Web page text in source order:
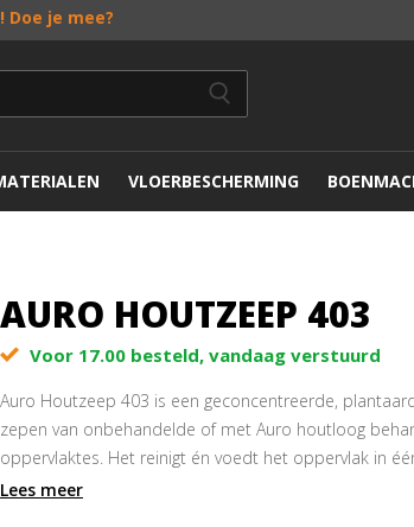
! Doe je mee?
VLOERBESCHERMING
AURO HOUTZEEP 403
Voor 17.00 besteld, vandaag verstuurd
Auro Houtzeep 403 is een geconcentreerde,
zepen van onbehandelde of met Auro houtloog
oppervlaktes. Het reinigt én voedt het oppervlak in
Reinigt en verzorgt
Lees meer